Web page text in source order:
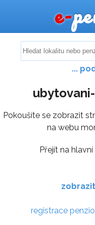
e-
...
Pokoušíte se zobrazit
na webu
Přejít na hlavní
registrace